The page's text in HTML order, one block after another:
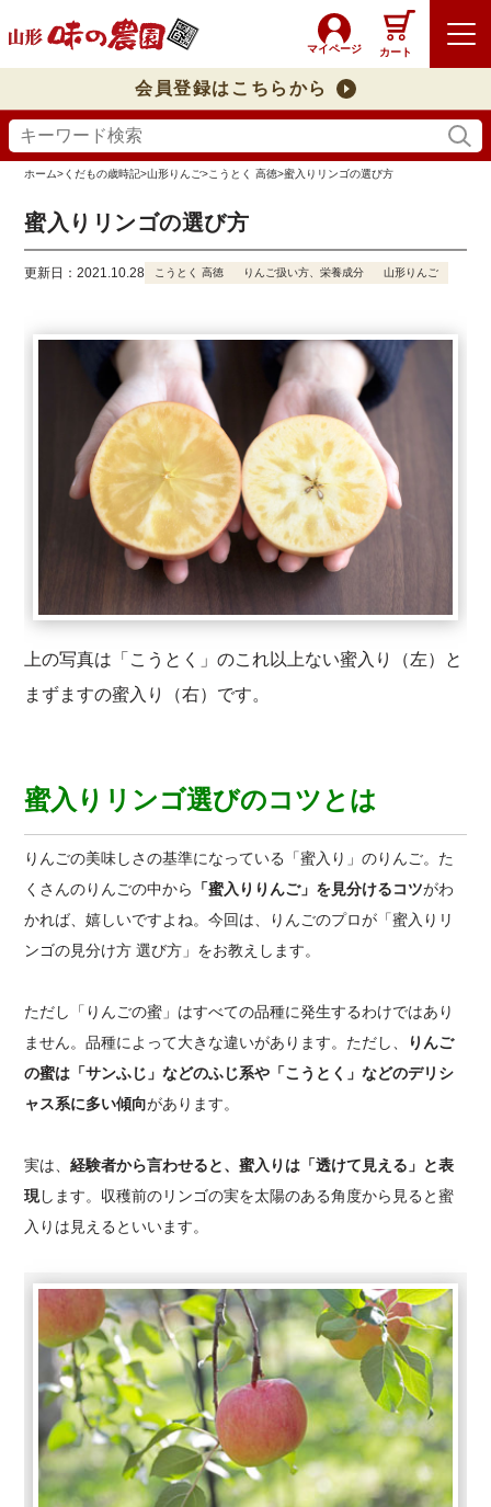
マイページ カート
会員登録はこちらから
ホーム>くだもの歳時記>山形りんご>こうとく 高徳>蜜入りリンゴの選び方
蜜入りリンゴの選び方
更新日：2021.10.28 こうとく 高徳 りんご扱い方、栄養成分 山形りんご
上の写真は「こうとく」のこれ以上ない蜜入り（左）と
まずますの蜜入り（右）です。
蜜入りリンゴ選びのコツとは
りんごの美味しさの基準になっている「蜜入り」のりんご。た
くさんのりんごの中から
「蜜入りりんご」を見分けるコツがわ
かれば、嬉しいですよね。今回は、りんごのプロが「蜜入りリ
ンゴの見分け方 選び方」をお教えします。
ただし「りんごの蜜」はすべての品種に発生するわけではあり
ません。品種によって大きな違いがあります。ただし、
りんご
の蜜は「サンふじ」などのふじ系や「こうとく」などのデリシ
ャス系に多い傾向があります。
実は、経験者から言わせると、蜜入りは「透けて見える」と表
現します。収穫前のリンゴの実を太陽のある角度から見ると蜜
入りは見えるといいます。